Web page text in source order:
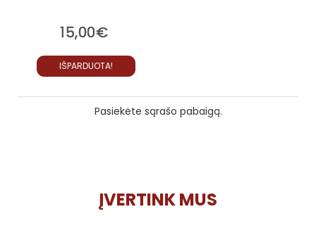
15,00€
IŠPARDUOTA!
Pasiekėte sąrašo pabaigą.
ĮVERTINK MUS